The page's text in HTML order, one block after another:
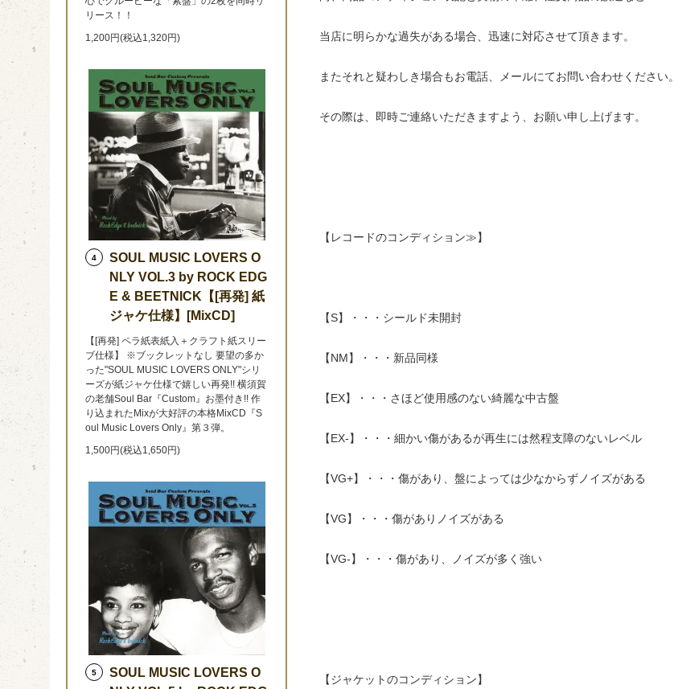
当店に明らかな過失がある場合、迅速に対応させて頂きます。
またそれと疑わしき場合もお電話、メールにてお問い合わせください。
その際は、即時ご連絡いただきますよう、お願い申し上げます。
【レコードのコンディション≫】
【S】・・・シールド未開封
【NM】・・・新品同様
【EX】・・・さほど使用感のない綺麗な中古盤
【EX-】・・・細かい傷があるが再生には然程支障のないレベル
【VG+】・・・傷があり、盤によっては少なからずノイズがある
【VG】・・・傷がありノイズがある
【VG-】・・・傷があり、ノイズが多く強い
【ジャケットのコンディション】
リース！！
1,200円(税込1,320円)
4
SOUL MUSIC LOVERS O
NLY VOL.3 by ROCK EDG
E & BEETNICK【[再発] 紙
ジャケ仕様】[MixCD]
【[再発] ペラ紙表紙入＋クラフト紙スリー
ブ仕様】 ※ブックレットなし 要望の多か
った"SOUL MUSIC LOVERS ONLY"シリ
ーズが紙ジャケ仕様で嬉しい再発!! 横須賀
の老舗Soul Bar『Custom』お墨付き!! 作
り込まれたMixが大好評の本格MixCD『S
oul Music Lovers Only』第３弾。
1,500円(税込1,650円)
5
SOUL MUSIC LOVERS O